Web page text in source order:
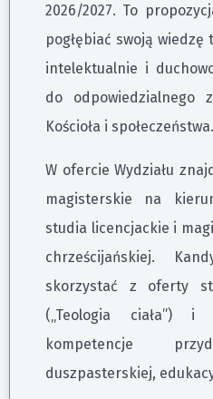
2026/2027. To
pogłębiać swoją
intelektualnie i
do odpowiedzialnego
Kościoła i społeczeństwa.
W ofercie Wydziału
magisterskie na
studia licencjackie i
chrześcijańskiej.
skorzystać z oferty
(„Teologia ciała”) i
kompetencje
duszpasterskiej,